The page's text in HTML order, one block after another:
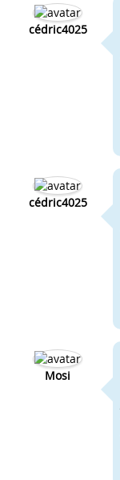
cédric4025
cédric4025
Mosi